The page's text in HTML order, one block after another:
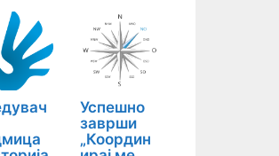
Успешно
заврши
„Координ